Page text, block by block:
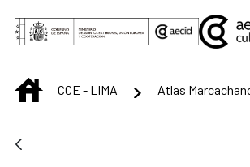
Saut au contenu principal
INICIOCCE - LIMA Atlas